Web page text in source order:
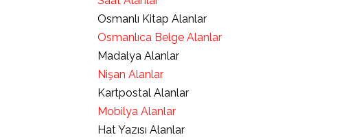
Osmanlı Kitap Alanlar
Osmanlıca Belge Alanlar
Madalya Alanlar
Nişan Alanlar
Kartpostal Alanlar
Mobilya Alanlar
Hat Yazısı Alanlar